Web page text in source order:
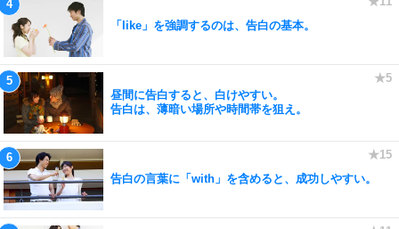
「like」を強調するのは、告白の基本。
昼間に告白すると、白けやすい。
告白は、薄暗い場所や時間帯を狙え。
告白の言葉に「with」を含めると、成功しやすい。